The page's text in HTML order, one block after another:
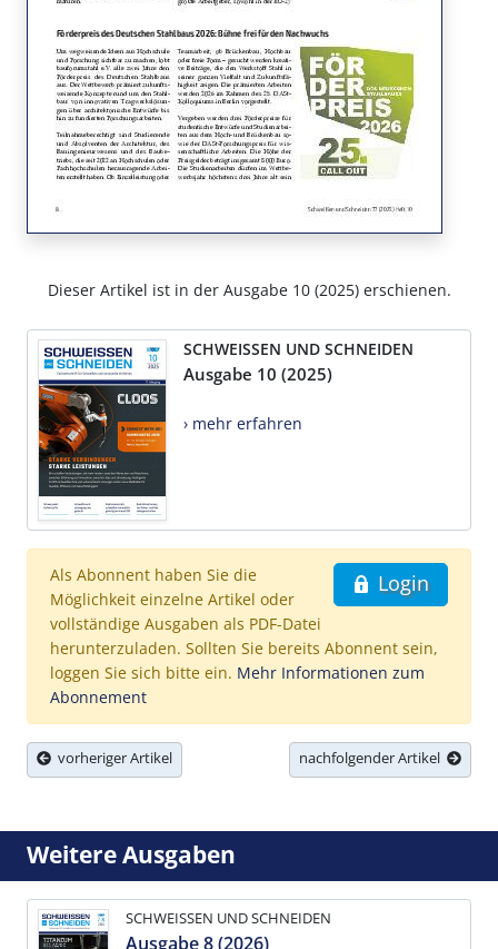
Dieser Artikel ist in der Ausgabe 10 (2025) erschienen.
SCHWEISSEN UND SCHNEIDEN
Ausgabe 10 (2025)
› mehr erfahren
Login
Als Abonnent haben Sie die
Möglichkeit einzelne Artikel oder
vollständige Ausgaben als PDF-Datei
herunterzuladen. Sollten Sie bereits Abonnent sein,
loggen Sie sich bitte ein. Mehr Informationen zum
Abonnement
vorheriger Artikel nachfolgender Artikel
Weitere Ausgaben
SCHWEISSEN UND SCHNEIDEN
Ausgabe 8 (2026)